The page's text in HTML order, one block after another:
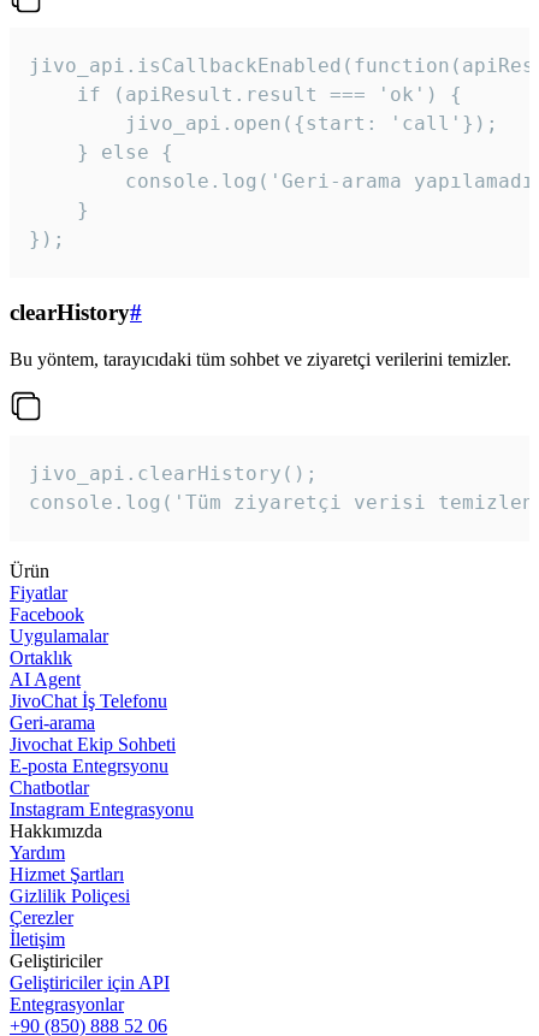
    if (apiResult.result === 'ok') {
        jivo_api.open({start: 'call'});
    } else {
console.log('Geri-arama
    }
});
clearHistory#
Bu yöntem, tarayıcıdaki tüm sohbet ve ziyaretçi verilerini temizler.
jivo_api.clearHistory();
console.log('Tüm ziyaretçi verisi
Ürün
Fiyatlar
Facebook
Uygulamalar
Ortaklık
AI Agent
JivoChat İş Telefonu
Geri-arama
Jivochat Ekip Sohbeti
E-posta Entegrsyonu
Chatbotlar
Instagram Entegrasyonu
Hakkımızda
Yardım
Hizmet Şartları
Gizlilik Poliçesi
Çerezler
İletişim
Geliştiriciler
Geliştiriciler için API
Entegrasyonlar
+90 (850) 888 52 06